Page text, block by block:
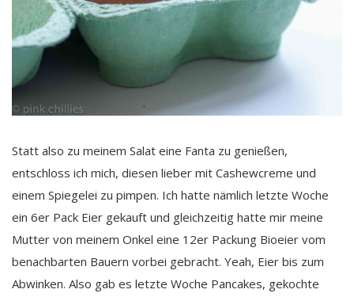
Statt also zu meinem Salat eine Fanta zu genießen,
entschloss ich mich, diesen lieber mit Cashewcreme und
einem Spiegelei zu pimpen. Ich hatte nämlich letzte Woche
ein 6er Pack Eier gekauft und gleichzeitig hatte mir meine
Mutter von meinem Onkel eine 12er Packung Bioeier vom
benachbarten Bauern vorbei gebracht. Yeah, Eier bis zum
Abwinken. Also gab es letzte Woche Pancakes, gekochte